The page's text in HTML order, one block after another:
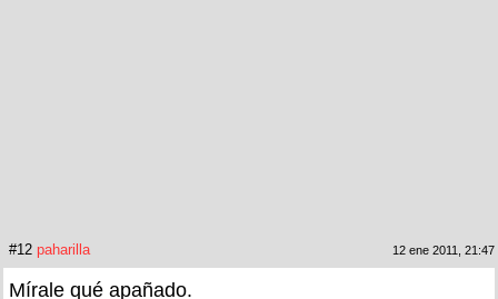
#12 paharilla 12 ene 2011, 21:47
Mírale qué apañado.